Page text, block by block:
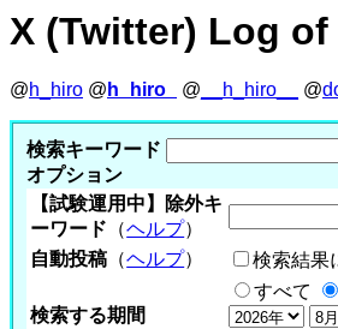
X (Twitter) Log of
@h_hiro @ h_hiro_ @ __h_hiro__ @
検索キーワード
オプション
【試験運用中】除外キ
ーワード （ヘルプ）
自動投稿 （ヘルプ） 検索結果
検索する期間
すべて